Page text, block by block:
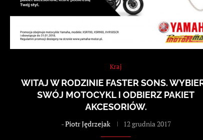
Kraj
WITAJ W RODZINIE FASTER SONS.
SWÓJ MOTOCYKL I ODBIERZ PAKIET
AKCESORIÓW.
-Piotr Jędrzejak 12 grudnia 2017